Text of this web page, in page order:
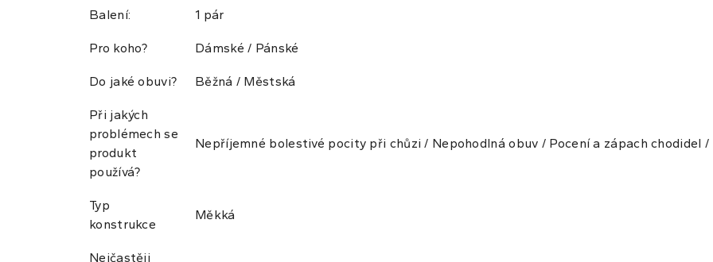
Balení: 1 pár
Pro koho? Dámské / Pánské
Do jaké obuvi? Běžná / Městská
Při jakých
problémech se
produkt
používá?
Nepříjemné bolestivé pocity při chůzi / Nepohodlná obuv / Pocení a zápach chodidel
Typ
konstrukce
Měkká
Nejčastěji